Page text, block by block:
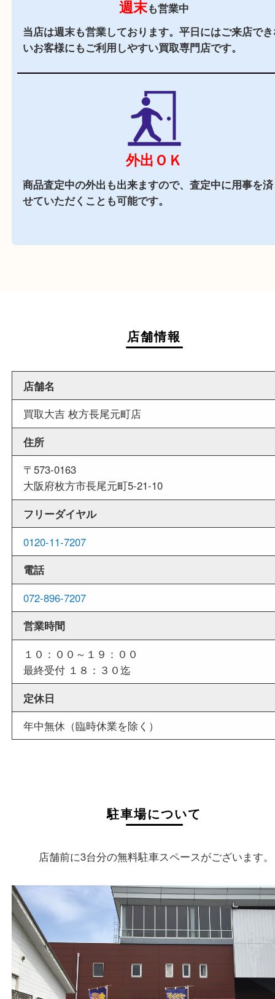
店舗前に3台分の無料駐車場がございます。遠方
様や商品点数が多い時にもご来店しやすい買取専
近隣でお買い物
駅前店舗なので周辺でのお買い物にも便利な買取
週末も営業中
当店は週末も営業しております。平日にはご来店
いお客様にもご利用しやすい買取専門店です。
商品査定中の外出も出来ますので、査定中に用事
せていただくことも可能です。
大阪府枚方市長尾元町5-21-10
フリーダイヤル
0120-11-7207
電話
072-896-7207